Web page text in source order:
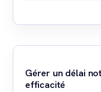
Gérer un délai
efficacité